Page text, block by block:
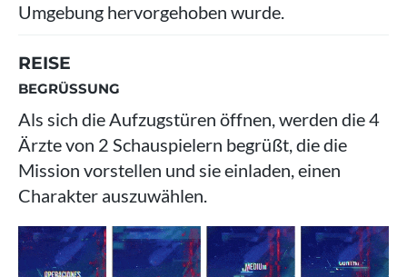
Umgebung hervorgehoben wurde.
REISE
BEGRÜSSUNG
Als sich die Aufzugstüren öffnen, werden die 4
Ärzte von 2 Schauspielern begrüßt, die die
Mission vorstellen und sie einladen, einen
Charakter auszuwählen.